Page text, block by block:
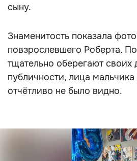
сыну.
Знаменитость показала
повзрослевшего Роберта.
тщательно оберегают своих
публичности, лица
отчётливо не было видно.